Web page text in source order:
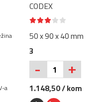
CODEX
50 x 90 x 40 mm
3
- +
1.148,50 / kom